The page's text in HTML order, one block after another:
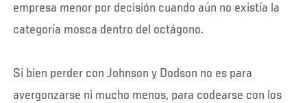
empresa menor por decisión cuando aún no existía la
categoría mosca dentro del octágono.
Si bien perder con Johnson y Dodson no es para
avergonzarse ni mucho menos, para codearse con los